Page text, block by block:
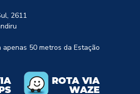
2611
50 metros da Estação